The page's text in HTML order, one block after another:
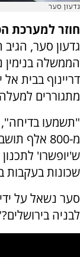
גדעון סער
חוזר למערכת
גדעון סער, הגיב
הממשלה בנימין
מתגוררים למעלה מ-800 אלף
"תשמעו בדיחה",
מ-800 אלף
שכונות בעקבות
סער נשאל על
לבניה